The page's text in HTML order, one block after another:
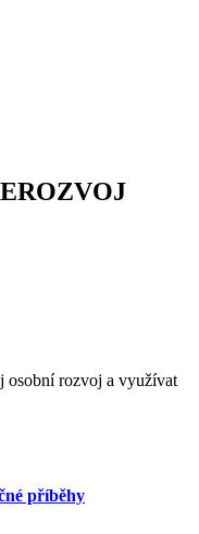
osobní rozvoj a využívat
příběhy